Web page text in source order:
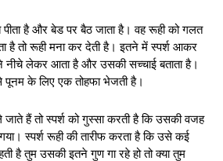
है और बेड पर बैठ जाता है। वह रूही को गलत
है तो रूही मना कर देती है। इतने में स्पर्श आकर
लेकर आता है और उसकी सच्चाई बताता है।
पूनम के लिए एक तोहफा भेजती है।
हैं तो स्पर्श को गुस्सा करती है कि उसकी वजह
स्पर्श रूही की तारीफ करता है कि उसे कई
है तुम उसकी इतने गुण गा रहे हो तो क्या तुम